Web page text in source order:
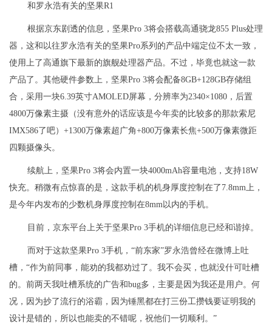
和罗永浩有关的坚果R1
根据京东剧透的信息，坚果Pro 3将会搭载高通骁龙855 Plus处理
器，这和以往罗永浩有关的坚果Pro系列的产品中端定位不太一致，
使用上了高通旗下最新的旗舰处理器产品。不过，毕竟也就这一款
产品了。其他硬件参数上，坚果Pro 3将会配备8GB+128GB存储组
合，采用一块6.39英寸AMOLED屏幕，分辨率为2340×1080，后置
4800万像素主摄（没有意外的话应该是今年卖的比较多的那款索尼
IMX586了吧）+1300万像素超广角+800万像素长焦+500万像素微距
四颗摄像头。
续航上，坚果Pro 3将会内置一块4000mAh容量电池，支持18W
快充。稍微有点惊喜的是，这款手机的机身厚度控制在了7.8mm上，
是今年内发布的少数机身厚度控制在8mm以内的手机。
目前，京东平台上关于坚果Pro 3手机的详细信息已经和谐掉。
而对于这款坚果Pro 3手机，“前东家”罗永浩曾经在微博上吐
槽，“作为前同事，能劝的我都劝过了。我不会买，也就没什可吐槽
的。前两天我吐槽系统的广告和bug多，主要是因为我还是用户。何
况，因为抄了流行的浴霸，因为锤黑都在打三份工攒钱要证明我的
设计是错的，所以也能卖的不错呢，祝他们一切顺利。”